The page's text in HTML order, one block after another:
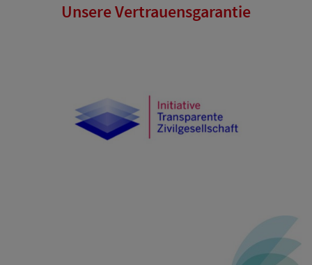
Unsere Vertrauensgarantie